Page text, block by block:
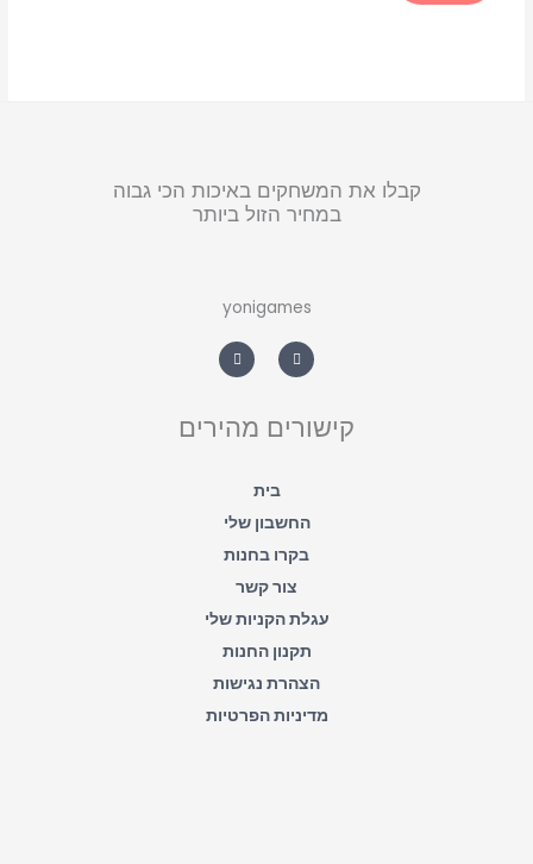
קבלו את המשחקים באיכות הכי גבוה
במחיר הזול ביותר
yonigames
a
c
e
o
h
a
t
p
p
קישורים מהירים
בית
החשבון שלי
בקרו בחנות
צור קשר
עגלת הקניות שלי
תקנון החנות
הצהרת נגישות
מדיניות הפרטיות